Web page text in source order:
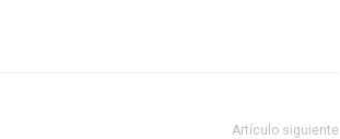
Artículo siguiente